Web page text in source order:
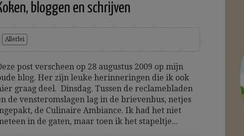
bloggen en schrijven
Allerlei
post verscheen op 28 augustus 2009 op mijn
blog. Her zijn leuke herinneringen die ik ook
graag deel. Dinsdag. Tussen de reclamebladen
de vensteromslagen lag in de brievenbus, netjes
de Culinaire Ambiance. Ik had het niet
in de gaten, maar toen ik het stapeltje...